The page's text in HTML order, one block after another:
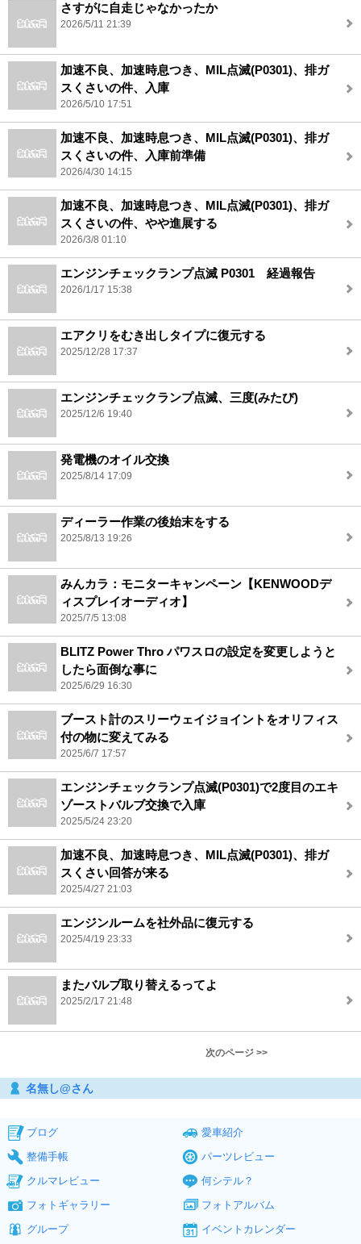
さすがに自走じゃなかったか
2026/5/11 21:39
加速不良、加速時息つき、MIL点滅(P0301)、排ガ
スくさいの件、入庫
2026/5/10 17:51
加速不良、加速時息つき、MIL点滅(P0301)、排ガ
スくさいの件、入庫前準備
2026/4/30 14:15
加速不良、加速時息つき、MIL点滅(P0301)、排ガ
スくさいの件、やや進展する
2026/3/8 01:10
エンジンチェックランプ点滅 P0301 経過報告
2026/1/17 15:38
エアクリをむき出しタイプに復元する
2025/12/28 17:37
エンジンチェックランプ点滅、三度(みたび)
2025/12/6 19:40
発電機のオイル交換
2025/8/14 17:09
ディーラー作業の後始末をする
2025/8/13 19:26
みんカラ：モニターキャンペーン【KENWOODデ
ィスプレイオーディオ】
2025/7/5 13:08
BLITZ Power Thro パワスロの設定を変更しようと
したら面倒な事に
2025/6/29 16:30
ブースト計のスリーウェイジョイントをオリフィス
付の物に変えてみる
2025/6/7 17:57
エンジンチェックランプ点滅(P0301)で2度目のエキ
ゾーストバルブ交換で入庫
2025/5/24 23:20
加速不良、加速時息つき、MIL点滅(P0301)、排ガ
スくさい回答が来る
2025/4/27 21:03
エンジンルームを社外品に復元する
2025/4/19 23:33
またバルブ取り替えるってよ
2025/2/17 21:48
次のページ >>
名無し@さん
ブログ
愛車紹介
整備手帳
パーツレビュー
クルマレビュー
何シテル？
フォトギャラリー
フォトアルバム
グループ
イベントカレンダー